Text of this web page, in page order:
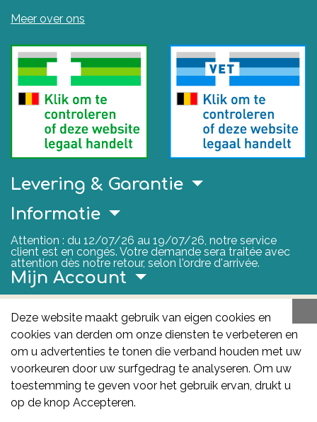
Meer over ons
Levering & Garantie
Deze website maakt gebruik van eigen cookies en
cookies van derden om onze diensten te verbeteren en
om u advertenties te tonen die verband houden met uw
voorkeuren door uw surfgedrag te analyseren. Om uw
toestemming te geven voor het gebruik ervan, drukt u
op de knop Accepteren.
Informatie
Attention : du 12/07/26 au 19/07/26, notre service
client est en congés. Votre demande sera traitée avec
attention dès notre retour, selon l'ordre d'arrivée.
Mijn Account
Nuttige Links
FAGG
Het FAGG is de bevoegde autoriteit voor
geneesmiddelen en gezondheidsproducten in België.
Deze site valt onder haar controle.